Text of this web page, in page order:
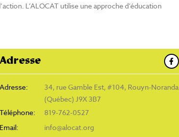
L’ALOCAT utilise une approche d’éducation
Adresse
Adresse:
34, rue Gamble Est, #104, Rouyn-Noranda
(Québec) J9X 3B7
Téléphone:
819-762-0527
Email:
info@alocat.org